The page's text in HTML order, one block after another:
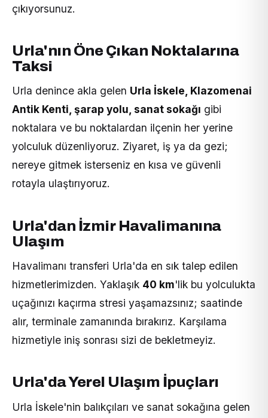
çıkıyorsunuz.
Urla'nın Öne Çıkan Noktalarına
Taksi
Urla denince akla gelen Urla İskele, Klazomenai
Antik Kenti, şarap yolu, sanat sokağı gibi
noktalara ve bu noktalardan ilçenin her yerine
yolculuk düzenliyoruz. Ziyaret, iş ya da gezi;
nereye gitmek isterseniz en kısa ve güvenli
rotayla ulaştırıyoruz.
Urla'dan İzmir Havalimanına
Ulaşım
Havalimanı transferi Urla'da en sık talep edilen
hizmetlerimizden. Yaklaşık 40 km'lik bu yolculukta
uçağınızı kaçırma stresi yaşamazsınız; saatinde
alır, terminale zamanında bırakırız. Karşılama
hizmetiyle iniş sonrası sizi de bekletmeyiz.
Urla'da Yerel Ulaşım İpuçları
Urla İskele'nin balıkçıları ve sanat sokağına gelen